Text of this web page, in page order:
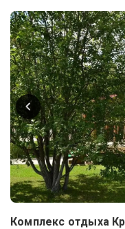
Комплекс отдыха